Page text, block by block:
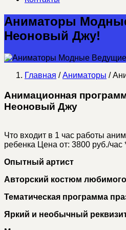
Аниматоры
Неоновый Джу!
Главная /Аниматоры /
Анимационная
Неоновый Джу
Что входит в 1 час работы
ребенка Цена от: 3800 руб./час
Опытный артист
Авторский костюм
Тематическая программа
Яркий и необычный